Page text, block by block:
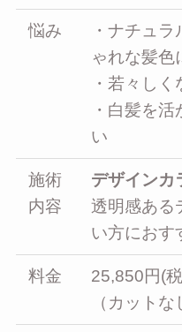
悩み
・ナチュ
ゃれな髪色
・若々しく
・白髪を
い
施術
内容
デザインカ
透明感ある
い方におす
料金
25,850円(
（カット